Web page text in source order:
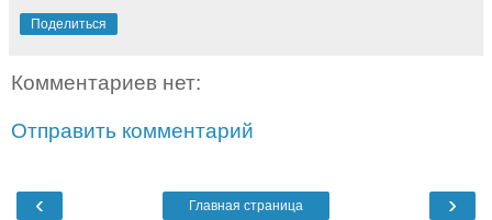
Поделиться
Комментариев нет:
Отправить комментарий
‹ ›
Главная страница